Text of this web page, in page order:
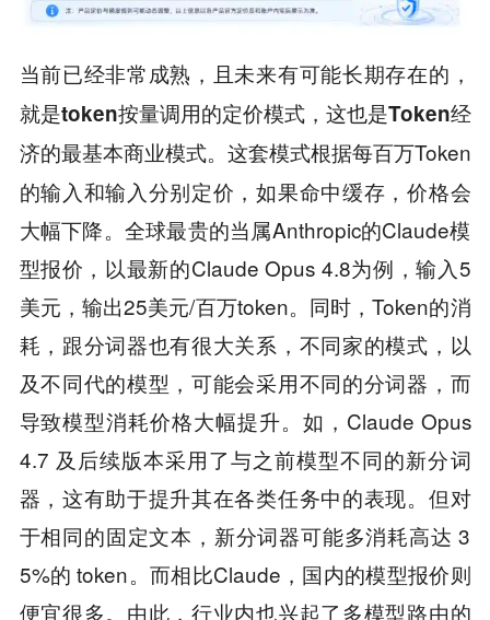
当前已经非常成熟，且未来有可能长期存在的，
就是token按量调用的定价模式，这也是Token经
济的最基本商业模式。 这套模式根据每百万Token
的输入和输入分别定价，如果命中缓存，价格会
大幅下降。全球最贵的当属Anthropic的Claude模
型报价，以最新的Claude Opus 4.8为例，输入5
美元，输出25美元/百万token。同时，Token的消
耗，跟分词器也有很大关系，不同家的模式，以
及不同代的模型，可能会采用不同的分词器，而
导致模型消耗价格大幅提升。如，Claude Opus
4.7 及后续版本采用了与之前模型不同的新分词
器，这有助于提升其在各类任务中的表现。但对
于相同的固定文本，新分词器可能多消耗高达 3
5%的 token。而相比Claude，国内的模型报价则
便宜很多。由此，行业内也兴起了多模型路由的